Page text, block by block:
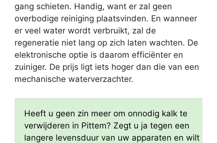
gang schieten. Handig, want er zal geen
overbodige reiniging plaatsvinden. En wanneer
er veel water wordt verbruikt, zal de
regeneratie niet lang op zich laten wachten. De
elektronische optie is daarom efficiënter en
zuiniger. De prijs ligt iets hoger dan die van een
mechanische waterverzachter.
Heeft u geen zin meer om onnodig kalk te
verwijderen in Pittem? Zegt u ja tegen een
langere levensduur van uw apparaten en wilt